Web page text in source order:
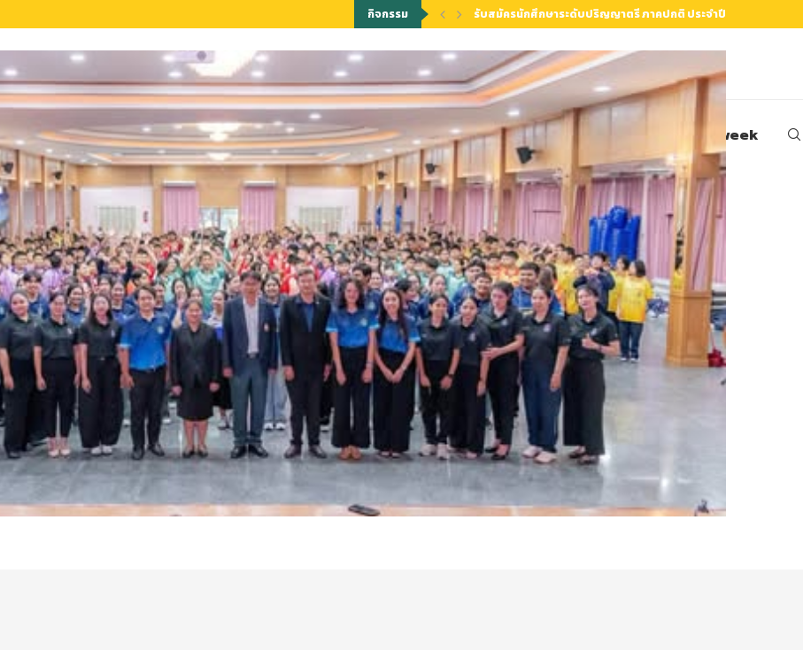
กิจกรรม
ระดับปริญญาตรี คณะวิทยาศาสตร์และเทคโนโลยี ประจำปีการศึกษา 2568 (โคตาเรียนดี และรับตรงอิสระ)รอบที่ 1รับสมัครนักศึกษาระดับปริญญาตรี ภาคปกติ ประจำปีการศึกษา 2565
มพันธ์ งานวิชาการและหลักสูตร การบริการ ดาวน์โหลด ติดต่อหน่วยงานของคณะ sciweek